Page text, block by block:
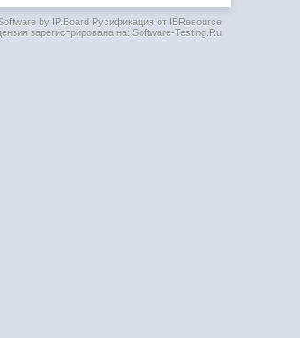
by IP.BoardРусификация от IBResource
зарегистрирована на: Software-Testing.Ru